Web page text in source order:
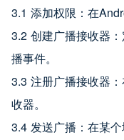
3.1 添加权限：在
3.2 创建广播接收器
播事件。
3.3 注册广播接收器
收器。
3.4 发送广播：在某